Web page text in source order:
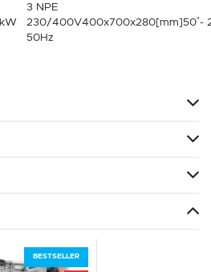
3 NPE
230/400V
50Hz
400x700x280[mm]50˚-
BESTSELLER